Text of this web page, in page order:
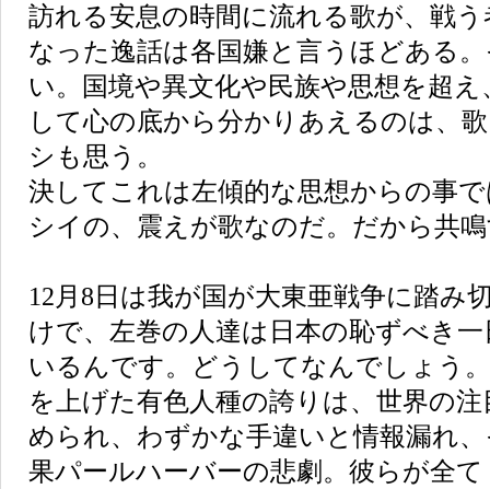
訪れる安息の時間に流れる歌が、戦
なった逸話は各国嫌と言うほどある
い。国境や異文化や民族や思想を超
して心の底から分かりあえるのは、
シも思う。
決してこれは左傾的な思想からの事
シイの、震えが歌なのだ。だから共
12月8日は我が国が大東亜戦争に踏み
けで、左巻の人達は日本の恥ずべき
いるんです。どうしてなんでしょう
を上げた有色人種の誇りは、世界の
められ、わずかな手違いと情報漏れ
果パールハーバーの悲劇。彼らが全